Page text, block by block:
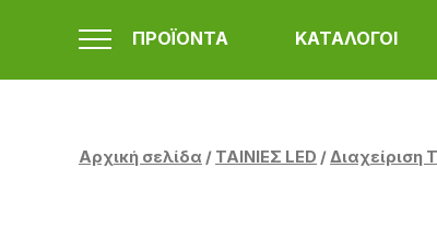
ΠΡΟΪΟΝΤΑ ΚΑΤΑΛΟΓΟΙ
Αρχική σελίδα / ΤΑΙΝΙΕΣ LED /Διαχείριση